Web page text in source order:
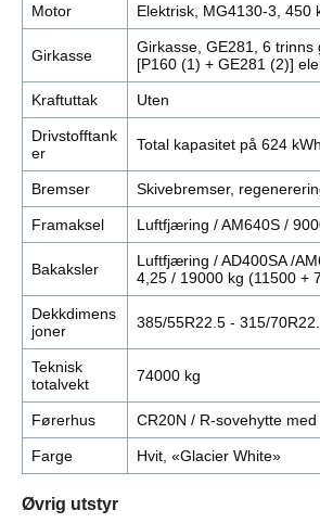
Motor Elektrisk, MG4130-3, 450
Girkasse
Girkasse, GE281, 6 trinns
[P160 (1) + GE281 (2)]
Kraftuttak Uten
Drivstofftank
er
Total kapasitet på 624 kWh
Bremser Skivebremser,
Framaksel Luftfjæring / AM640S /
Bakaksler
Luftfjæring / AD400SA /
4,25 / 19000 kg (11500 +
Dekkdimens
joner
385/55R22.5 - 315/
Teknisk
totalvekt
74000 kg
Førerhus CR20N / R-sovehytte
Farge Hvit, «Glacier White»
Øvrig utstyr